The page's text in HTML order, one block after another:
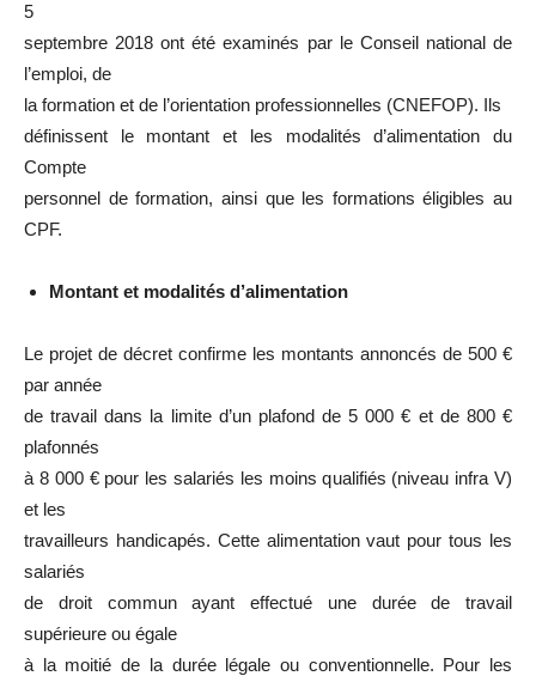
5
septembre 2018 ont été examinés par le Conseil national de
l’emploi, de
la formation et de l’orientation professionnelles (CNEFOP). Ils
définissent le montant et les modalités d’alimentation du
Compte
personnel de formation, ainsi que les formations éligibles au
CPF.
Montant et modalités d’alimentation
Le projet de décret confirme les montants annoncés de 500 €
par année
de travail dans la limite d’un plafond de 5 000 € et de 800 €
plafonnés
à 8 000 € pour les salariés les moins qualifiés (niveau infra V)
et les
travailleurs handicapés. Cette alimentation vaut pour tous les
salariés
de droit commun ayant effectué une durée de travail
supérieure ou égale
à la moitié de la durée légale ou conventionnelle. Pour les